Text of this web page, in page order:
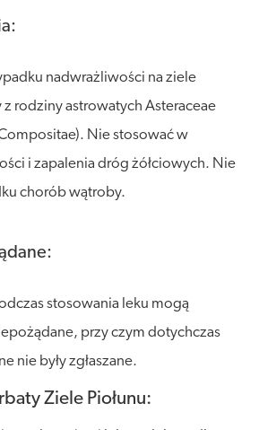
nadwrażliwości na ziele
z rodziny astrowatych Asteraceae
Nie stosować w
i zapalenia dróg żółciowych. Nie
chorób wątroby.
stosowania leku mogą
przy czym dotychczas
nie były zgłaszane.
Ziele Piołunu: